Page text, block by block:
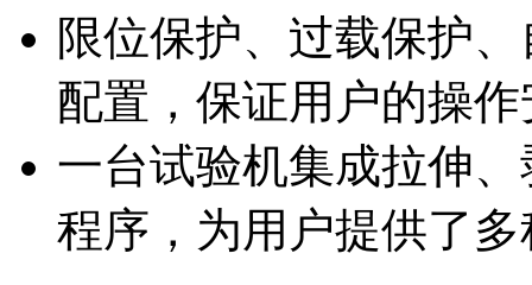
限位保护、过载保护
配置，保证用户的操
一台试验机集成拉伸
程序，为用户提供了